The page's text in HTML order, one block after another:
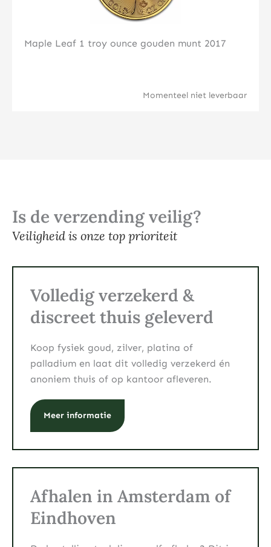
Maple Leaf 1 troy ounce gouden munt 2017
Momenteel niet leverbaar
Is de verzending veilig?
Veiligheid is onze top prioriteit
Volledig verzekerd &
discreet thuis geleverd
Koop fysiek goud, zilver, platina of
palladium en laat dit volledig verzekerd én
anoniem thuis of op kantoor afleveren.
Meer informatie
Afhalen in Amsterdam of
Eindhoven